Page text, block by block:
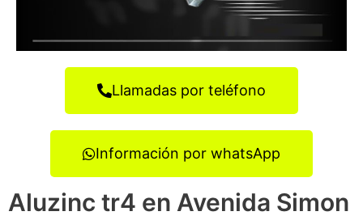
Llamadas por teléfono
Información por whatsApp
Aluzinc tr4 en Avenida Simon